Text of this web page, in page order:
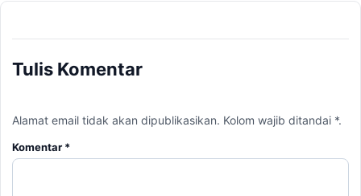
Tulis Komentar